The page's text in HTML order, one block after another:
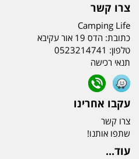
צרו קשר
Camping Life
כתובת: הדס 19 אור עקיבא
טלפון: 0523214741
תנאי רכישה
עקבו אחרינו
צרו קשר
שתפו אותנו!
עוד...